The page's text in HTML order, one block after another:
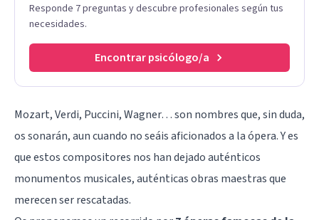
Responde 7 preguntas y descubre profesionales según tus
necesidades.
Encontrar psicólogo/a
Mozart, Verdi, Puccini, Wagner… son nombres que, sin duda,
os sonarán, aun cuando no seáis aficionados a la ópera. Y es
que estos compositores nos han dejado auténticos
monumentos musicales, auténticas obras maestras que
merecen ser rescatadas.